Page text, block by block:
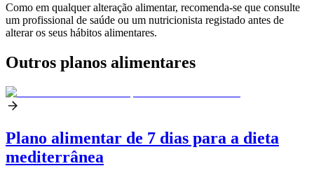
Como em qualquer alteração alimentar, recomenda-se que consulte
um profissional de saúde ou um nutricionista registado antes de
alterar os seus hábitos alimentares.
Outros planos alimentares
Plano alimentar de 7 dias para a dieta
mediterrânea